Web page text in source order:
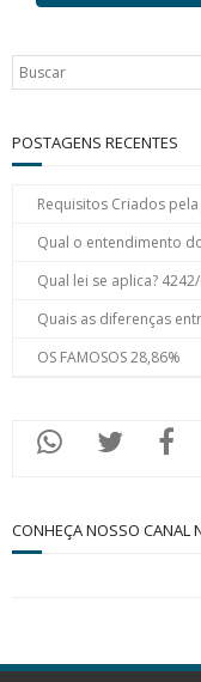
POSTAGENS RECENTES
Requisitos Criados
Qual o entendimento
Qual lei se aplica?
Quais as diferenças
OS FAMOSOS 28,86%
CONHEÇA NOSSO CANAL